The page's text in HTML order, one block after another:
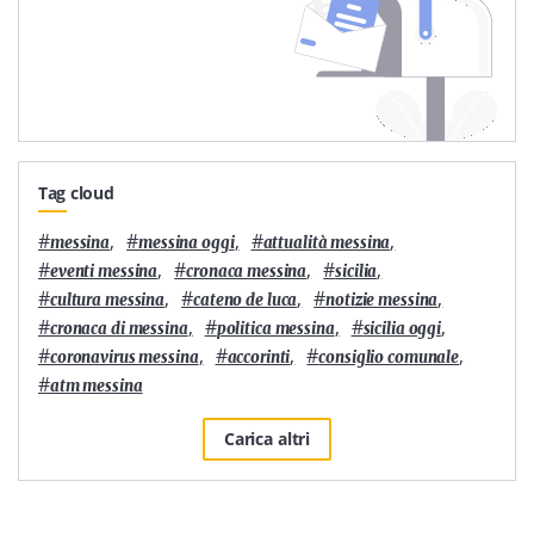
Tag cloud
#messina, #messina oggi, #attualità messina,
#eventi messina, #cronaca messina, #sicilia,
#cultura messina, #cateno de luca, #notizie messina,
#cronaca di messina, #politica messina, #sicilia oggi,
#coronavirus messina, #accorinti, #consiglio comunale,
#atm messina
Carica altri